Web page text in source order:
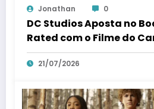
Jonathan 0
DC Studios Aposta no
Rated com o Filme do
21/07/2026